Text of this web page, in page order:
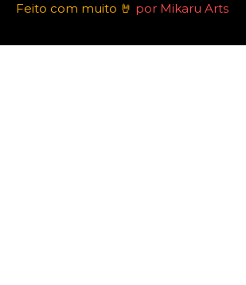
Feito com muito 🤘 por Mikaru Arts